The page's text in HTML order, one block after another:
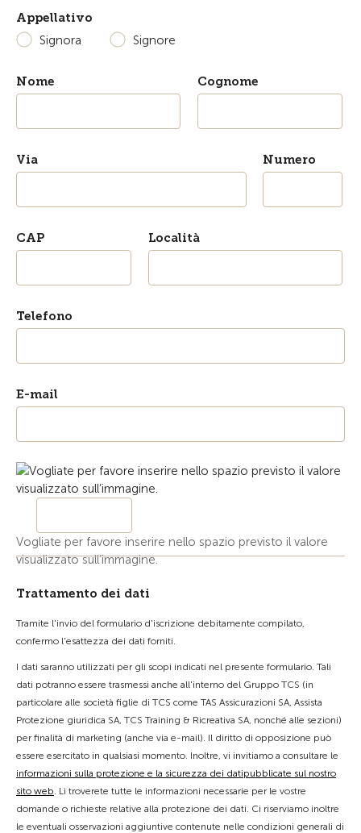
Appellativo
Signora
Signore
Nome Cognome
Via Numero
CAP Località
Telefono
E-mail
Vogliate per favore inserire nello spazio previsto il valore
visualizzato sull’immagine.
Trattamento dei dati
Tramite l'invio del formulario d'iscrizione debitamente compilato,
confermo l'esattezza dei dati forniti.
I dati saranno utilizzati per gli scopi indicati nel presente formulario. Tali
dati potranno essere trasmessi anche all'interno del Gruppo TCS (in
particolare alle società figlie di TCS come TAS Assicurazioni SA, Assista
Protezione giuridica SA, TCS Training & Ricreativa SA, nonché alle sezioni)
per finalità di marketing (anche via e-mail). Il diritto di opposizione può
essere esercitato in qualsiasi momento. Inoltre, vi invitiamo a consultare le
informazioni sulla protezione e la sicurezza dei datipubblicate sul nostro
sito web. Lì troverete tutte le informazioni necessarie per le vostre
domande o richieste relative alla protezione dei dati. Ci riserviamo inoltre
le eventuali osservazioni aggiuntive contenute nelle condizioni generali di